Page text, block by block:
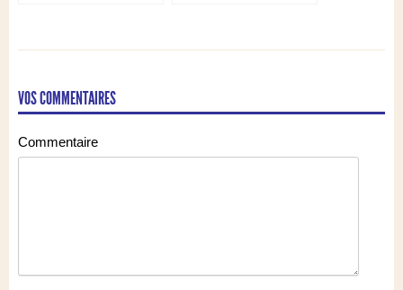
VOS COMMENTAIRES
Commentaire